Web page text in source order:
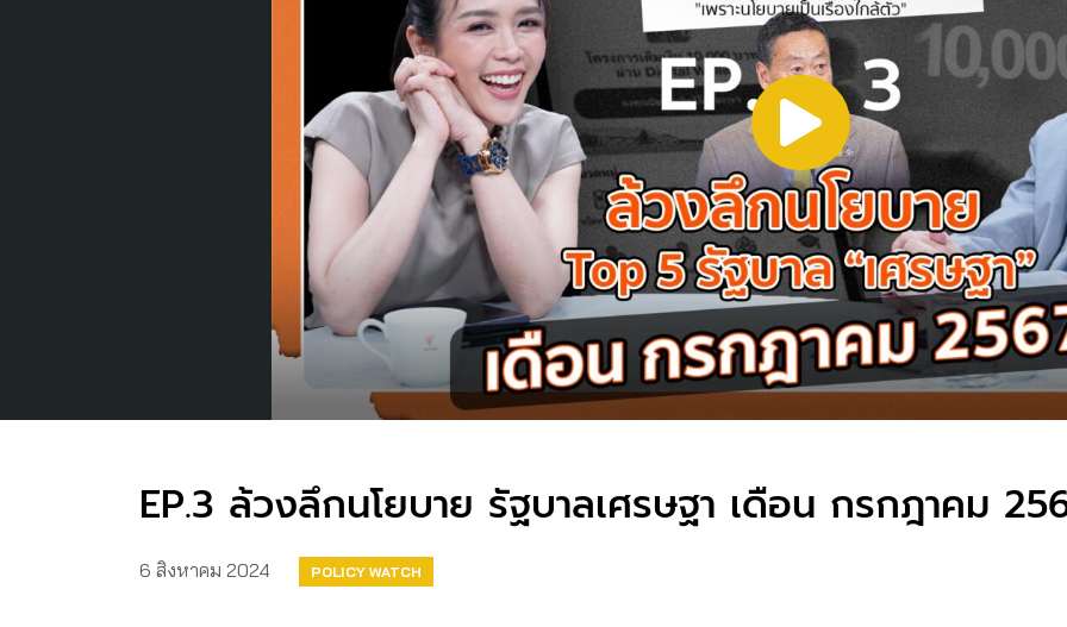
EP.3 ล้วงลึกนโยบาย รัฐบาลเศรษฐา เดือน กรกฎาคม
6 สิงหาคม 2024 POLICY WATCH